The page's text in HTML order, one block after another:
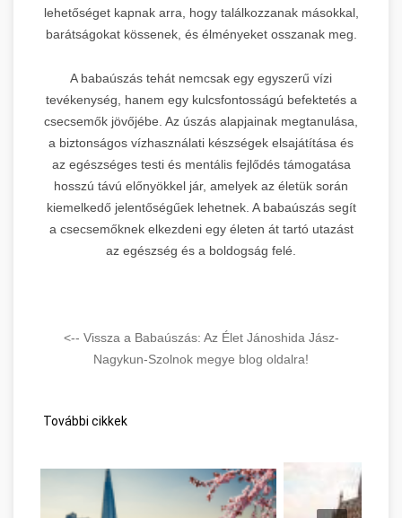
lehetőséget kapnak arra, hogy találkozzanak másokkal,
barátságokat kössenek, és élményeket osszanak meg.
A babaúszás tehát nemcsak egy egyszerű vízi
tevékenység, hanem egy kulcsfontosságú befektetés a
csecsemők jövőjébe. Az úszás alapjainak megtanulása,
a biztonságos vízhasználati készségek elsajátítása és
az egészséges testi és mentális fejlődés támogatása
hosszú távú előnyökkel jár, amelyek az életük során
kiemelkedő jelentőségűek lehetnek. A babaúszás segít
a csecsemőknek elkezdeni egy életen át tartó utazást
az egészség és a boldogság felé.
<-- Vissza a Babaúszás: Az Élet Jánoshida Jász-
Nagykun-Szolnok megye blog oldalra!
További cikkek